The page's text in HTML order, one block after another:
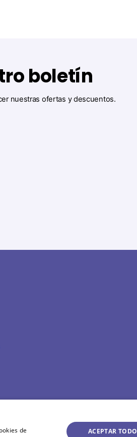
boletín
nuestras ofertas y descuentos.
de
ACEPTAR TODO